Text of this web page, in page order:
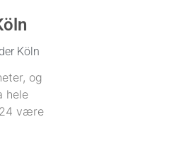
Köln
og
hele
være